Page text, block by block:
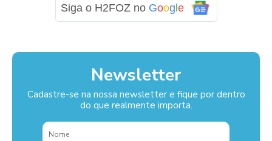
Siga o H2FOZ no Google
Newsletter
Cadastre-se na nossa newsletter e fique por dentro
do que realmente importa.